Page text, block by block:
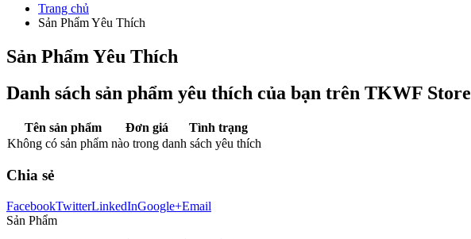
Trang chủ
Sản Phẩm Yêu Thích
Sản Phẩm Yêu Thích
Danh sách sản phẩm yêu thích của bạn trên TKWF Store
Tên sản phẩm Đơn giá
Tình trạng
Không có sản phẩm nào trong danh sách yêu thích
Chia sẻ
FacebookTwitterLinkedInGoogle+Email
Sản Phẩm